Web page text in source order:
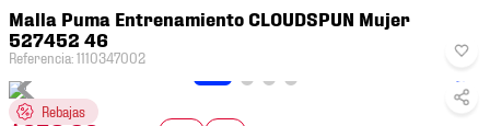
Malla Puma Entrenamiento CLOUDSPUN Mujer
527452 46
Referencia:1110347002
Rebajas
TÉRMINOS MÁS
BUSCADOS
1.
tenis mujer
2.
tenis hombre